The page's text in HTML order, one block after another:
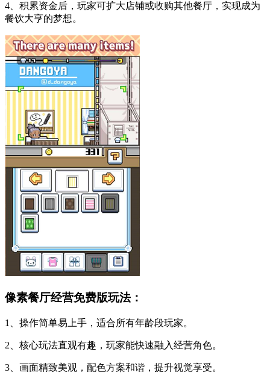
4、积累资金后，玩家可扩大店铺或收购其他餐厅，实现成为
餐饮大亨的梦想。
像素餐厅经营免费版玩法：
1、操作简单易上手，适合所有年龄段玩家。
2、核心玩法直观有趣，玩家能快速融入经营角色。
3、画面精致美观，配色方案和谐，提升视觉享受。